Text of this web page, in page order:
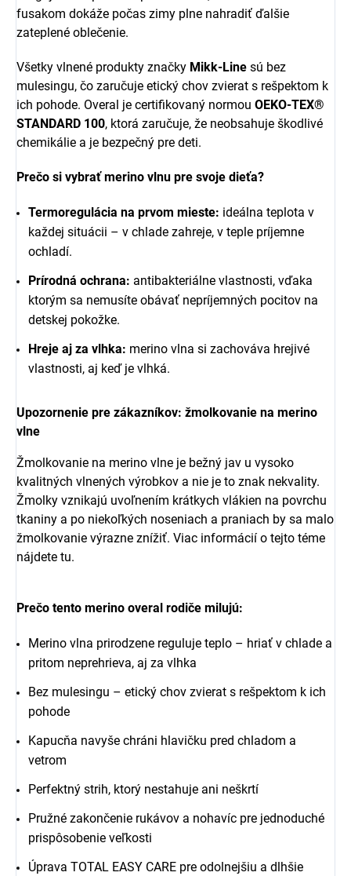
fusakom dokáže počas zimy plne nahradiť ďalšie
zateplené oblečenie.
Všetky vlnené produkty značky Mikk-Line sú bez
mulesingu, čo zaručuje etický chov zvierat s rešpektom k
ich pohode. Overal je certifikovaný normou OEKO-TEX®
STANDARD 100, ktorá zaručuje, že neobsahuje škodlivé
chemikálie a je bezpečný pre deti.
Prečo si vybrať merino vlnu pre svoje dieťa?
Termoregulácia na prvom mieste: ideálna teplota v
každej situácii – v chlade zahreje, v teple príjemne
ochladí.
Prírodná ochrana: antibakteriálne vlastnosti, vďaka
ktorým sa nemusíte obávať nepríjemných pocitov na
detskej pokožke.
Hreje aj za vlhka: merino vlna si zachováva hrejivé
vlastnosti, aj keď je vlhká.
Upozornenie pre zákazníkov: žmolkovanie na merino
vlne
Žmolkovanie na merino vlne je bežný jav u vysoko
kvalitných vlnených výrobkov a nie je to znak nekvality.
Žmolky vznikajú uvoľnením krátkych vlákien na povrchu
tkaniny a po niekoľkých noseniach a praniach by sa malo
žmolkovanie výrazne znížiť. Viac informácií o tejto téme
nájdete tu.
Prečo tento merino overal rodiče milujú:
Merino vlna prirodzene reguluje teplo – hriať v chlade a
pritom neprehrieva, aj za vlhka
Bez mulesingu – etický chov zvierat s rešpektom k ich
pohode
Kapucňa navyše chráni hlavičku pred chladom a
vetrom
Perfektný strih, ktorý nestahuje ani neškrtí
Pružné zakončenie rukávov a nohavíc pre jednoduché
prispôsobenie veľkosti
Úprava TOTAL EASY CARE pre odolnejšiu a dlhšie